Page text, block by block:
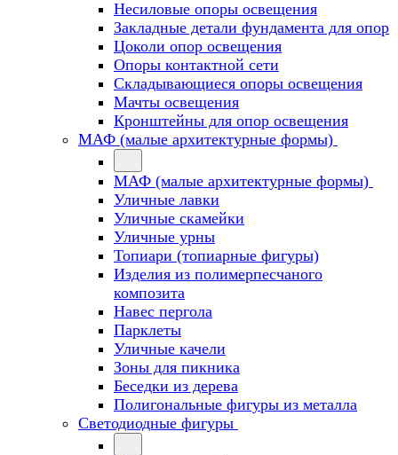
Несиловые опоры освещения
Закладные детали фундамента для опор
Цоколи опор освещения
Опоры контактной сети
Cкладывающиеся опоры освещения
Мачты освещения
Кронштейны для опор освещения
МАФ (малые архитектурные формы)
МАФ (малые архитектурные формы)
Уличные лавки
Уличные скамейки
Уличные урны
Топиари (топиарные фигуры)
Изделия из полимерпесчаного
композита
Навес пергола
Парклеты
Уличные качели
Зоны для пикника
Беседки из дерева
Полигональные фигуры из металла
Светодиодные фигуры